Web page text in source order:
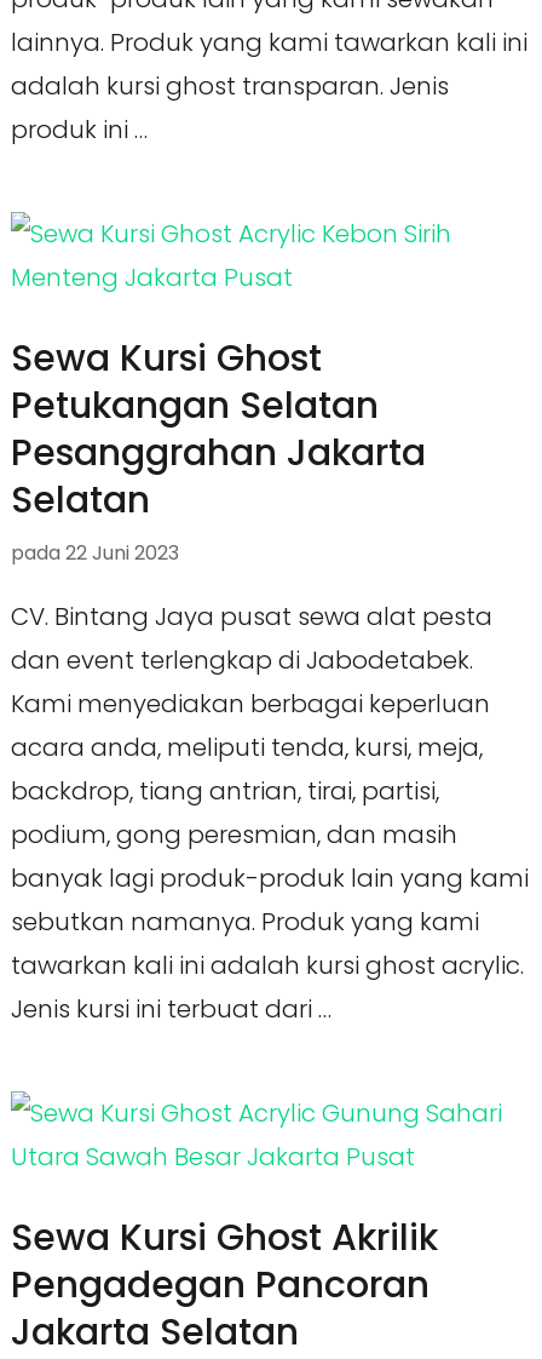
lainnya. Produk yang kami tawarkan kali ini
adalah kursi ghost transparan. Jenis
produk ini …
Sewa Kursi Ghost
Petukangan Selatan
Pesanggrahan Jakarta
Selatan
pada 22 Juni 2023
CV. Bintang Jaya pusat sewa alat pesta
dan event terlengkap di Jabodetabek.
Kami menyediakan berbagai keperluan
acara anda, meliputi tenda, kursi, meja,
backdrop, tiang antrian, tirai, partisi,
podium, gong peresmian, dan masih
banyak lagi produk-produk lain yang kami
sebutkan namanya. Produk yang kami
tawarkan kali ini adalah kursi ghost acrylic.
Jenis kursi ini terbuat dari …
Sewa Kursi Ghost Akrilik
Pengadegan Pancoran
Jakarta Selatan